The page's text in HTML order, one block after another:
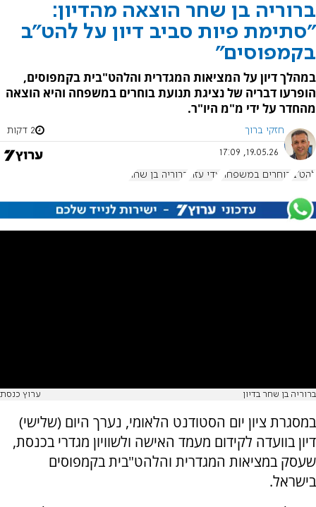
ברוריה בן שחר הוצאה מהדיון:
"סתימת פיות סביב דיון על להט"ב
בקמפוסים"
במהלך דיון על המציאות המגדרית והלהט"בית בקמפוסים,
הופרעו דבריה של נציגת תנועת בוחרים במשפחה והיא הוצאה
מהחדר על ידי מ"מ היו"ר.
חזקי ברוך 2 דקות
19.05.26, 17:09
להט"ב בוחרים במשפחה עדי עזוז ברוריה בן שחר
ברוריה בן שחר בדיון ערוץ כנסת
במסגרת ציון יום הסטודנט הלאומי, נערך היום (שלישי)
דיון בוועדה לקידום מעמד האישה ולשוויון מגדרי בכנסת,
שעסק במציאות המגדרית והלהט"בית בקמפוסים
בישראל.